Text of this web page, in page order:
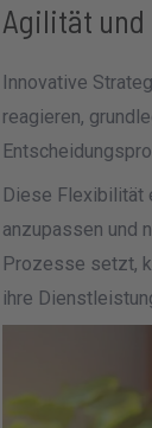
Agilität und
Innovative
reagieren,
Diese Flexibilität
anzupassen und
Prozesse setzt,
ihre